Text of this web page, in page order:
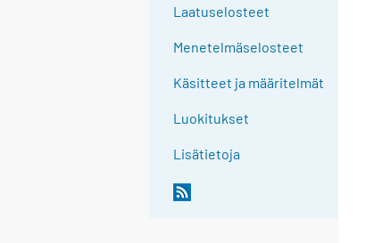
Laatuselosteet
Menetelmäselosteet
Käsitteet ja määritelmät
Luokitukset
Lisätietoja